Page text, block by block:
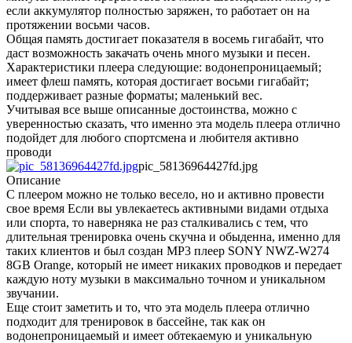
если аккумулятор полностью заряжен, то работает он на
протяжении восьми часов.
Общая память достигает показателя в восемь гигабайт, что
даст возможность закачать очень много музыки и песен.
Характеристики плеера следующие: водонепроницаемый;
имеет флеш память, которая достигает восьми гигабайт;
поддерживает разные форматы; маленький вес.
Учитывая все выше описанные достоинства, можно с
уверенностью сказать, что именно эта модель плеера отлично
подойдет для любого спортсмена и любителя активно
проводи
pic_58136964427fd.jpg
Описание
С плеером можно не только весело, но и активно провести
свое время Если вы увлекаетесь активными видами отдыха
или спорта, то наверняка не раз сталкивались с тем, что
длительная тренировка очень скучна и обыденна, именно для
таких клиентов и был создан MP3 плеер SONY NWZ-W274
8GB Orange, который не имеет никаких проводков и передает
каждую ноту музыки в максимально точном и уникальном
звучании.
Еще стоит заметить и то, что эта модель плеера отлично
подходит для тренировок в бассейне, так как он
водонепроницаемый и имеет обтекаемую и уникальную